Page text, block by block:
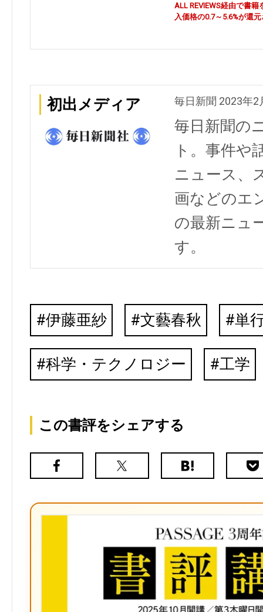
ALL REVIEWS経由で書
入価格の0.7～5.6%が還
初出メディア 毎日新聞 2023年2
毎日新聞の
ト。事件や
ニュース、
画などのエ
の最新ニュ
す。
伊藤亜紗 文藝春秋 単
科学・テクノロジー 工学
この書評をシェアする
Facebook
X（旧
は
ク
マ
ー
ク